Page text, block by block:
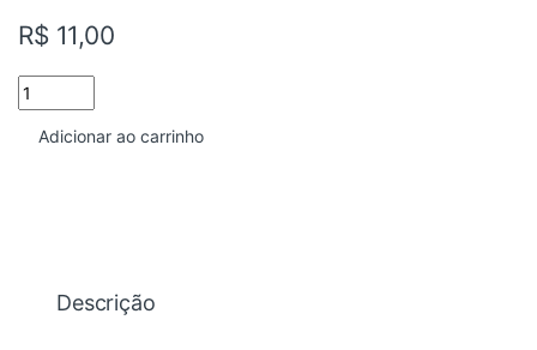
R$ 11,00
SUPORTE PINTURA BUCHA AÇO SEM ROSCA 23CM ATLAS
Adicionar ao carrinho
Descrição